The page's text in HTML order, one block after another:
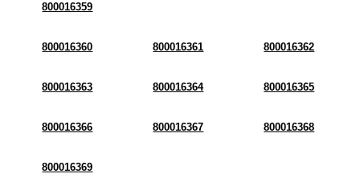
800016359
800016360 800016361 800016362
800016363 800016364 800016365
800016366 800016367 800016368
800016369